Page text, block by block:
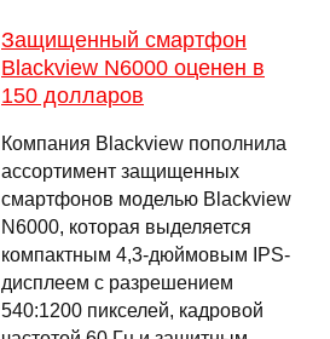
Защищенный смартфон
Blackview N6000 оценен в
150 долларов
Компания Blackview пополнила
ассортимент защищенных
смартфонов моделью Blackview
N6000, которая выделяется
компактным 4,3-дюймовым IPS-
дисплеем с разрешением
540:1200 пикселей, кадровой